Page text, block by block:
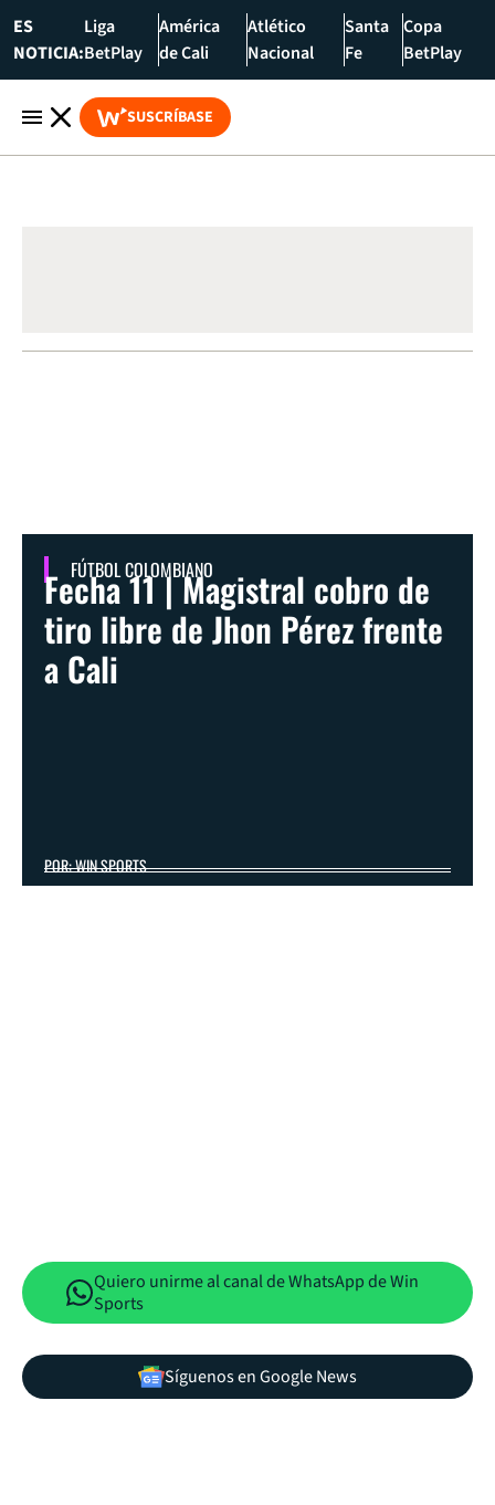
ES
NOTICIA:
Liga
BetPlay
América
de Cali
Atlético
Nacional
Santa
Fe
Copa
BetPlay
SUSCRÍBASE
FÚTBOL COLOMBIANO
Fecha 11 | Magistral cobro de
tiro libre de Jhon Pérez frente
a Cali
POR: WIN SPORTS
Quiero unirme al canal de WhatsApp de Win
Sports
Síguenos en Google News